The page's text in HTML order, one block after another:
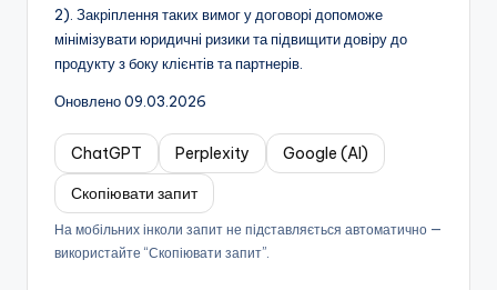
2). Закріплення таких вимог у договорі допоможе
мінімізувати юридичні ризики та підвищити довіру до
продукту з боку клієнтів та партнерів.
Оновлено 09.03.2026
ChatGPT Perplexity
Google (AI)
Скопіювати запит
На мобільних інколи запит не підставляється автоматично —
використайте “Скопіювати запит”.